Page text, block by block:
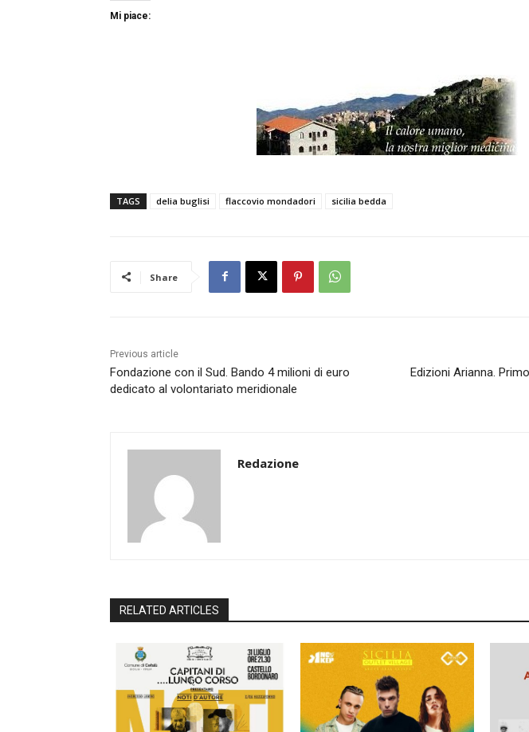
Mi piace:
TAGS delia buglisi flaccovio mondadori sicilia bedda
Share
Previous article
Fondazione con il Sud. Bando 4 milioni di euro
dedicato al volontariato meridionale
Edizioni Arianna.
Redazione
RELATED ARTICLES